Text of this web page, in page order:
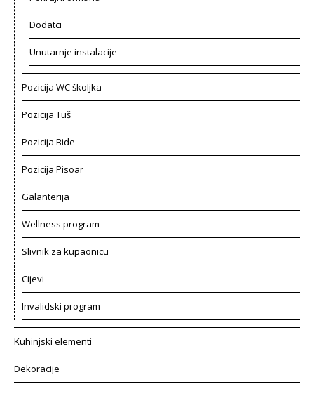
Dodatci
Unutarnje instalacije
Pozicija WC školjka
Pozicija Tuš
Pozicija Bide
Pozicija Pisoar
Galanterija
Wellness program
Slivnik za kupaonicu
Cijevi
Invalidski program
Kuhinjski elementi
Dekoracije